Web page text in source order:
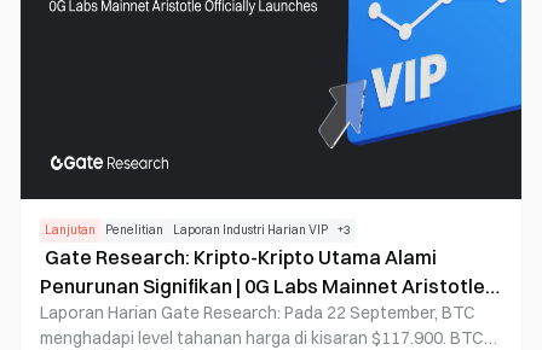
IP on-chain kelas institusi, Aria PRIME.
Lanjutan Penelitian Laporan Industri Harian VIP +3
Gate Research: Kripto-Kripto Utama Alami
Penurunan Signifikan | 0G Labs Mainnet Aristotle
Resmi Diluncurkan
Laporan Harian Gate Research: Pada 22 September, BTC
menghadapi level tahanan harga di kisaran $117.900. BTC